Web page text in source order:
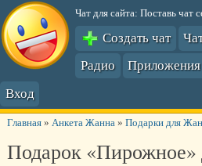
Чат для сайта: Поставь чат
Создать чат
Радио
Приложения
Вход
Главная» Анкета Жанна» Подарки для
Подарок